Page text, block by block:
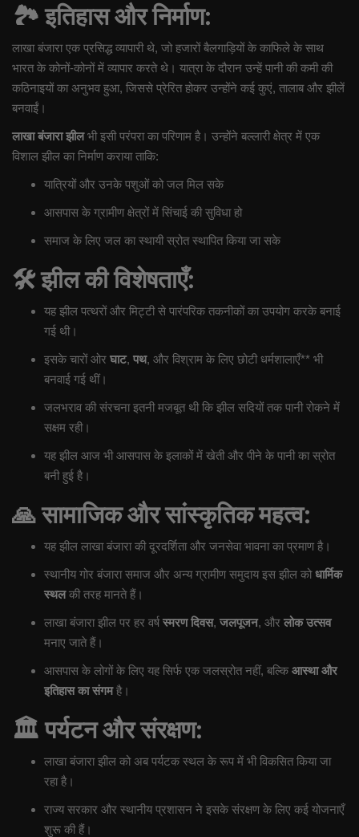
🏞️इतिहास और निर्माण:
लाखा बंजारा एक प्रसिद्ध व्यापारी थे, जो हजारों बैलगाड़ियों के काफिले के साथ
भारत के कोनों-कोनों में व्यापार करते थे। यात्रा के दौरान उन्हें पानी की कमी की
कठिनाइयों का अनुभव हुआ, जिससे प्रेरित होकर उन्होंने कई कुएं, तालाब और झीलें
बनवाईं।
लाखा बंजारा झीलभी इसी परंपरा का परिणाम है। उन्होंने बल्लारी क्षेत्र में एक
विशाल झील का निर्माण कराया ताकि:
यात्रियों और उनके पशुओं को जल मिल सके
आसपास के ग्रामीण क्षेत्रों में सिंचाई की सुविधा हो
समाज के लिए जल का स्थायी स्रोत स्थापित किया जा सके
🛠️झील की विशेषताएँ:
यह झील पत्थरों और मिट्टी से पारंपरिक तकनीकों का उपयोग करके बनाई
गई थी।
इसके चारों ओर घाट, पथ, और विश्राम के लिए छोटी धर्मशालाएँ** भी
बनवाई गई थीं।
जलभराव की संरचना इतनी मजबूत थी कि झील सदियों तक पानी रोकने में
सक्षम रही।
यह झील आज भी आसपास के इलाकों में खेती और पीने के पानी का स्रोत
बनी हुई है।
🙏सामाजिक और सांस्कृतिक महत्व:
यह झील लाखा बंजारा की दूरदर्शिता और जनसेवा भावना का प्रमाण है।
स्थानीय गोर बंजारा समाज और अन्य ग्रामीण समुदाय इस झील कोधार्मिक
स्थलकी तरह मानते हैं।
लाखा बंजारा झील पर हर वर्षस्मरण दिवस, जलपूजन, और लोक उत्सव
मनाए जाते हैं।
आसपास के लोगों के लिए यह सिर्फ एक जलस्रोत नहीं, बल्किआस्था और
इतिहास का संगमहै।
🏛️पर्यटन और संरक्षण:
लाखा बंजारा झील को अब पर्यटक स्थल के रूप में भी विकसित किया जा
रहा है।
राज्य सरकार और स्थानीय प्रशासन ने इसके संरक्षण के लिए कई योजनाएँ
शुरू की हैं।